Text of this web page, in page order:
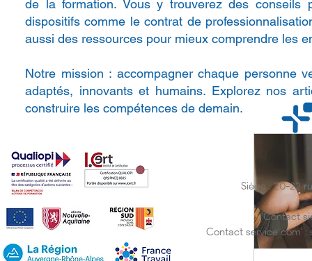
de la formation. Vous y trouverez des conseils
dispositifs comme le contrat de
aussi des ressources pour mieux comprendre les
Notre mission : accompagner chaque personne
adaptés, innovants et humains. Explorez nos
construire les compétences de demain.
Siège : 20-22
Contact
Contact service com' :